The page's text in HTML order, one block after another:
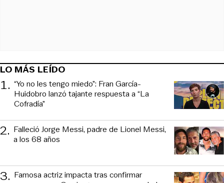
LO MÁS LEÍDO
1. “Yo no les tengo miedo”: Fran García-
Huidobro lanzó tajante respuesta a “La
Cofradía”
2. Falleció Jorge Messi, padre de Lionel Messi,
a los 68 años
3. Famosa actriz impacta tras confirmar